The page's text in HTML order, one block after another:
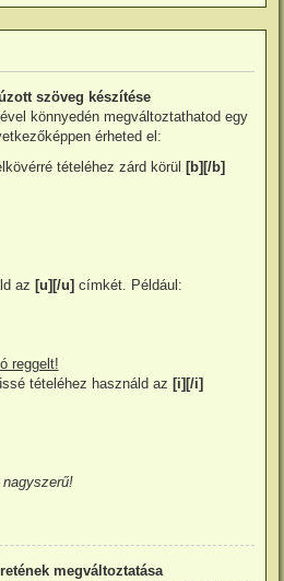
szöveg készítése
könnyedén megváltoztathatod egy
érheted el:
tételéhez zárd körül [b][/b]
az [u][/u] címkét. Például:
reggelt!
tételéhez használd az [i][/i]
megváltoztatása